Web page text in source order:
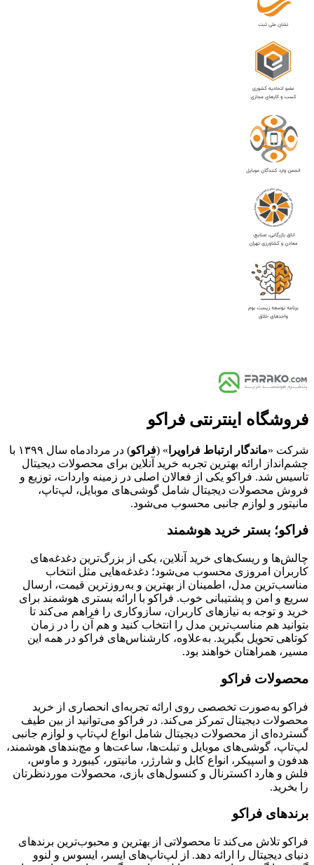
فروشگاه اینترنتی فراکو
شرکت «ماندگار ارتباط فراویرا » (فراکو
) در مردادماه سال ۱۳۹۹ با
چشم‌انداز ارائه بهترین تجربه خرید آنلاین برای محصولات دیجیتال
تاسیس شد. فراکو یکی از فعالان اصلی در زمینه واردات، توزیع و
فروش محصولات دیجیتال شامل گوشی‌های موبایل، لپ‌تاپ،
مانیتور و لوازم جانبی محسوب می‌شود.
فراکو؛ بستر خرید هوشمند
چالش‌ها و ریسک‌های خرید آنلاین، یکی از بزرگ‌ترین دغدغه‌های
کاربران امروزی محسوب می‌شود؛ دغدغه‌هایی مثل انتخاب
مناسب‌ترین مدل، اطمینان از بهترین و به‌روزترین قیمت، ارسال
سریع و امن و پشتیبانی خوب. فراکو با ارائه بستری هوشمند برای
خرید و توجه به نیازهای کاربران، سازوکاری را فراهم می‌کند تا
بتوانید هم مناسب‌ترین مدل را انتخاب کنید و هم آن را در زمان
کوتاهی تحویل بگیرید. به‌علاوه، کارشناس‌های فراکو در همه این
مسیر، همراهتان خواهند بود.
محصولات فراکو
فراکو به‌صورت تخصصی روی ارائه تجربه‌ای انحصاری از خرید
محصولات دیجیتال تمرکز می‌کند. در فراکو می‌توانید از بین طیف
گسترده‌ای از محصولات دیجیتال شامل انواع لپ‌تاپ و لوازم جانبی
لپ‌تاپ، گوشی‌های موبایل و تبلت‌ها، ساعت‌ها و مچ‌بندهای هوشمند،
هدفون و اسپیکر، انواع کابل و شارژر، مانیتور، کیبورد و ماوس،
فلش و هارد اکسترنال و کنسول‌های بازی، محصولات موردنظرتان
را بخرید.
برندهای فراکو
فراکو تلاش می‌کند تا محصولاتی از بهترین و محبوب‌ترین برندهای
دنیای دیجیتال را ارائه دهد. از لپ‌تاپ‌های ایسر، ایسوس و لنوو